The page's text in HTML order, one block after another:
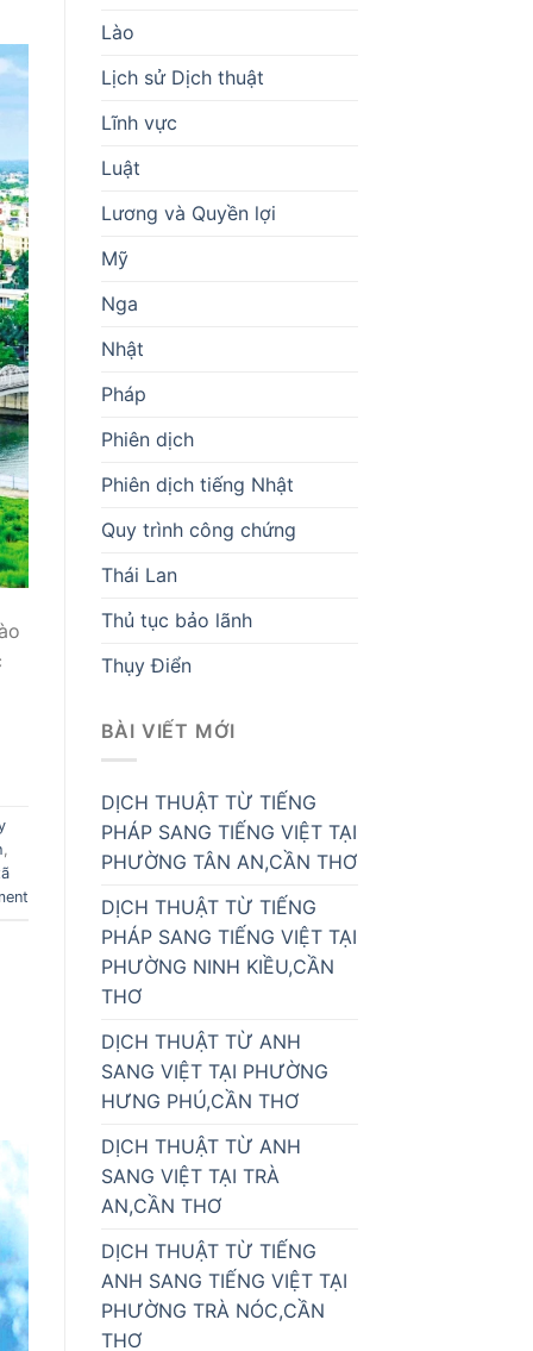
Lào
Lịch sử Dịch thuật
Lĩnh vực
Luật
Lương và Quyền lợi
Mỹ
Nga
Nhật
Pháp
Phiên dịch
Phiên dịch tiếng Nhật
Quy trình công chứng
Thái Lan
Thủ tục bảo lãnh
Thụy Điển
BÀI VIẾT MỚI
DỊCH THUẬT TỪ TIẾNG
PHÁP SANG TIẾNG VIỆT TẠI
PHƯỜNG TÂN AN,CẦN THƠ
DỊCH THUẬT TỪ TIẾNG
PHÁP SANG TIẾNG VIỆT TẠI
PHƯỜNG NINH KIỀU,CẦN
THƠ
DỊCH THUẬT TỪ ANH
SANG VIỆT TẠI PHƯỜNG
HƯNG PHÚ,CẦN THƠ
DỊCH THUẬT TỪ ANH
SANG VIỆT TẠI TRÀ
AN,CẦN THƠ
DỊCH THUẬT TỪ TIẾNG
ANH SANG TIẾNG VIỆT TẠI
PHƯỜNG TRÀ NÓC,CẦN
THƠ